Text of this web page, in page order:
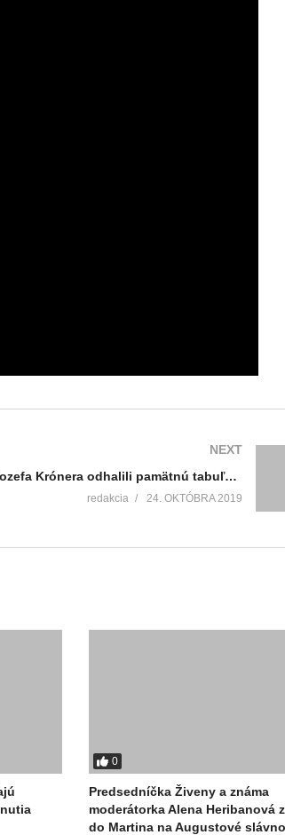
NEXT
Na ZŠ Jozefa Krónera odhalili pamätnú tabuľu olympijského medailistu Róberta Švehlu
redakcia 24. OKTÓBRA 2019
0
Predsedníčka Živeny a známa
moderátorka Alena Heribanová
do Martina na Augustové